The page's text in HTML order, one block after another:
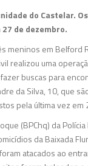
do Castelar.
de dezembro.
meninos em Belford
realizou uma
buscas para
da Silva, 10, que
pela última vez
(BPChq) da
da Baixada
atacados ao